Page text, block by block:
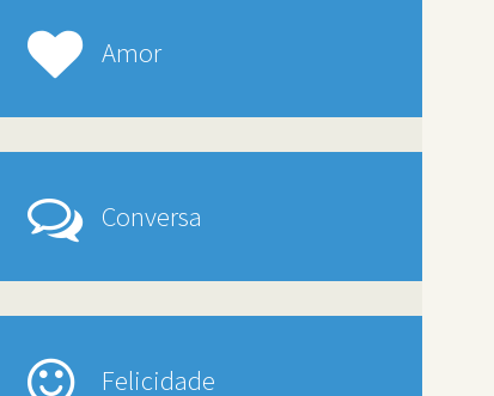
Amor
Conversa
Felicidade